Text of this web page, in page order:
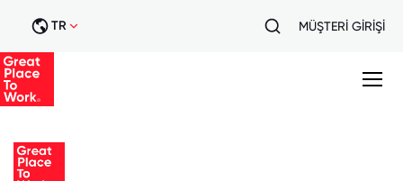
TR MÜŞTERİ GİRİŞİ